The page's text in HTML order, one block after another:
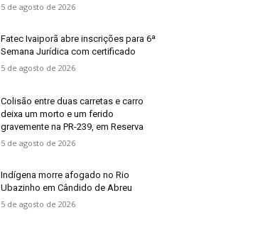
5 de agosto de 2026
Fatec Ivaiporã abre inscrições para 6ª
Semana Jurídica com certificado
5 de agosto de 2026
Colisão entre duas carretas e carro
deixa um morto e um ferido
gravemente na PR-239, em Reserva
5 de agosto de 2026
Indígena morre afogado no Rio
Ubazinho em Cândido de Abreu
5 de agosto de 2026